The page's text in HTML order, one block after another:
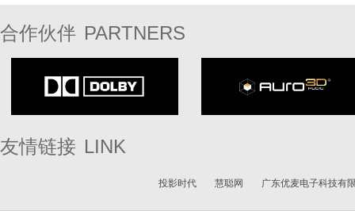
合作伙伴 PARTNERS
友情链接 LINK
投影时代 慧聪网 广东优麦电子科技有